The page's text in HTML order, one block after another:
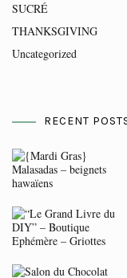
SUCRÉ
THANKSGIVING
Uncategorized
RECENT